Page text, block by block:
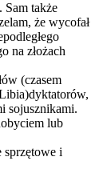
Sam także
że wycofał
na złożach
(czasem
sojusznikami.
lub
sprzętowe i